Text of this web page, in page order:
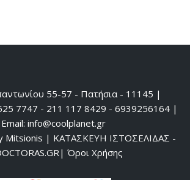
55-57 - Πατήσια - 11145 |
7747 - 211 117 8429 - 6939256164 |
Email: info@coolplanet.gr
Mitsionis | ΚΑΤΑΣΚΕΥΗ ΙΣΤΟΣΕΛΙΔΑΣ -
| Όροι Χρήσης